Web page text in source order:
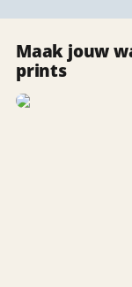
Maak jouw
prints